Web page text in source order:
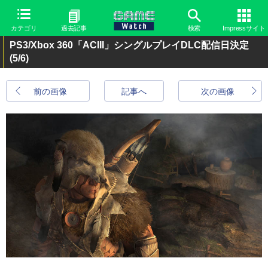
カテゴリ 過去記事 検索 Impressサイト
PS3/Xbox 360「ACIII」シングルプレイDLC配信日決定
(5/6)
前の画像 次の画像
記事へ